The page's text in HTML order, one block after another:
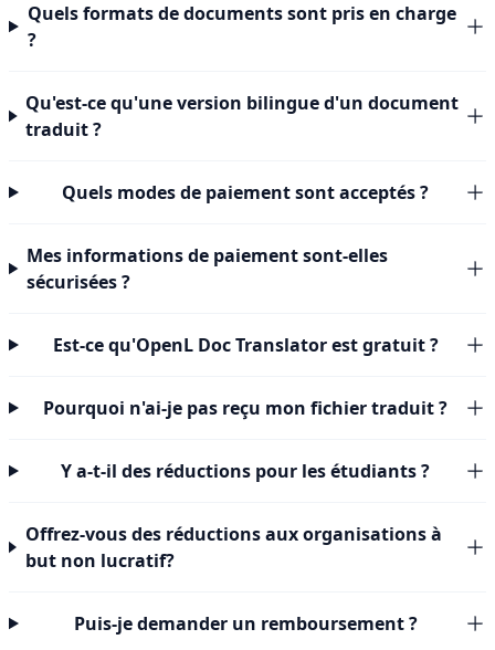
Quels formats de documents sont pris en charge
?
Qu'est-ce qu'une version bilingue d'un document
traduit ?
Quels modes de paiement sont acceptés ?
Mes informations de paiement sont-elles
sécurisées ?
Est-ce qu'OpenL Doc Translator est gratuit ?
Pourquoi n'ai-je pas reçu mon fichier traduit ?
Y a-t-il des réductions pour les étudiants ?
Offrez-vous des réductions aux organisations à
but non lucratif?
Puis-je demander un remboursement ?